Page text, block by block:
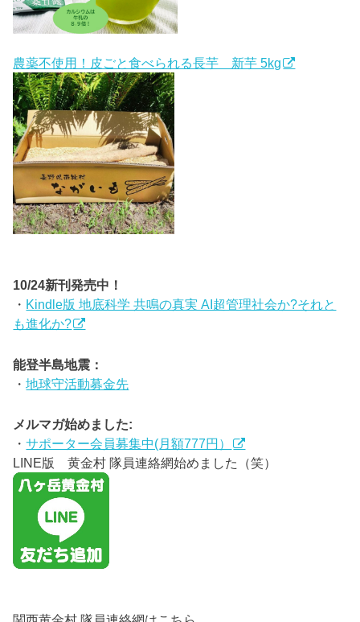
農薬不使用！皮ごと食べられる長芋 新芋 5kg
10/24新刊発売中！
・ Kindle版 地底科学 共鳴の真実 AI超管理社会か?それと
も進化か?
能登半島地震：
・地球守活動募金先
メルマガ始めました:
・サポーター会員募集中(月額777円）
LINE版 黄金村 隊員連絡網始めました（笑）